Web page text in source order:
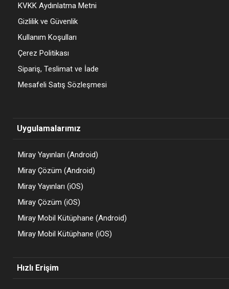
KVKK Aydınlatma Metni
Gizlilik ve Güvenlik
Kullanım Koşulları
Çerez Politikası
Sipariş, Teslimat ve İade
Mesafeli Satış Sözleşmesi
Uygulamalarımız
Miray Yayınları (Android)
Miray Çözüm (Android)
Miray Yayınları (iOS)
Miray Çözüm (iOS)
Miray Mobil Kütüphane (Android)
Miray Mobil Kütüphane (iOS)
Hızlı Erişim